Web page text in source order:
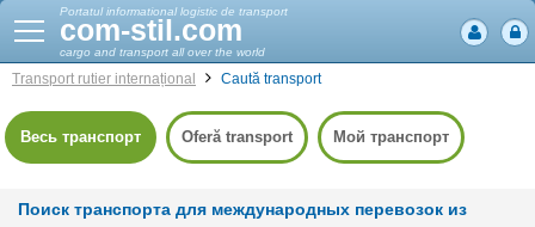
Portatul informational logistic de transport
com-stil.com
cargo and transport all over the world
Transport rutier internațional Caută transport
Весь транспорт Oferă transport Мой транспорт
Поиск транспорта для международных перевозок из